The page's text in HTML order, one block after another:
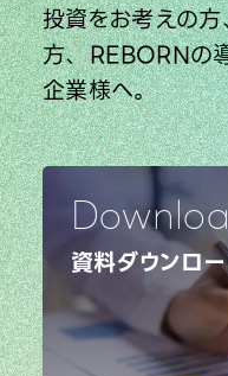
投資をお考えの
方、REBORNの
企業様へ。
資料ダウンロ